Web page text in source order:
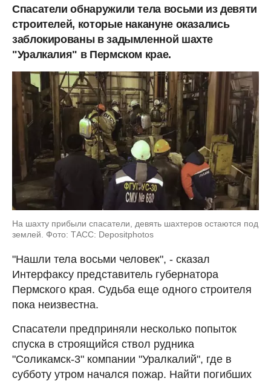
Спасатели обнаружили тела восьми из девяти
строителей, которые накануне оказались
заблокированы в задымленной шахте
"Уралкалия" в Пермском крае.
На шахту прибыли спасатели, девять шахтеров остаются под
землей. Фото: ТАСС: Depositphotos
"Нашли тела восьми человек", - сказал
Интерфаксу представитель губернатора
Пермского края. Судьба еще одного строителя
пока неизвестна.
Спасатели предприняли несколько попыток
спуска в строящийся ствол рудника
"Соликамск-3" компании "Уралкалий", где в
субботу утром начался пожар. Найти погибших